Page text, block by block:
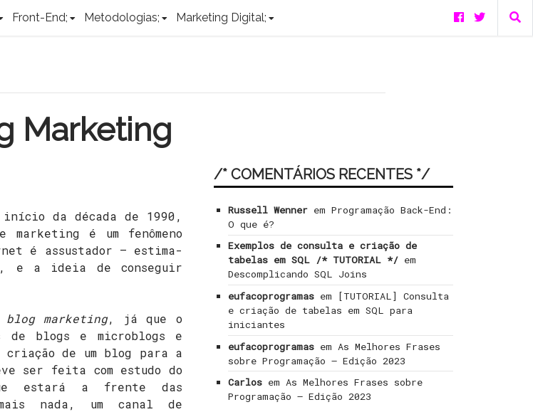
Front-End; Metodologias; Marketing Digital;
Marketing
início da década de 1990,
é um fenômeno
é assustador – estima-
e a ideia de conseguir
blog marketing, já que o
de blogs e microblogs e
criação de um blog para a
ser feita com estudo do
estará a frente das
nada, um canal de
/* COMENTÁRIOS RECENTES */
Russell Wenner em Programação Back-End:
O que é?
Exemplos de consulta e criação de
tabelas em SQL /* TUTORIAL */ em
Descomplicando SQL Joins
eufacoprogramas em
[TUTORIAL] Consulta
e criação de tabelas em SQL para
iniciantes
eufacoprogramas em As Melhores Frases
sobre Programação – Edição 2023
Carlos em As Melhores Frases sobre
Programação – Edição 2023